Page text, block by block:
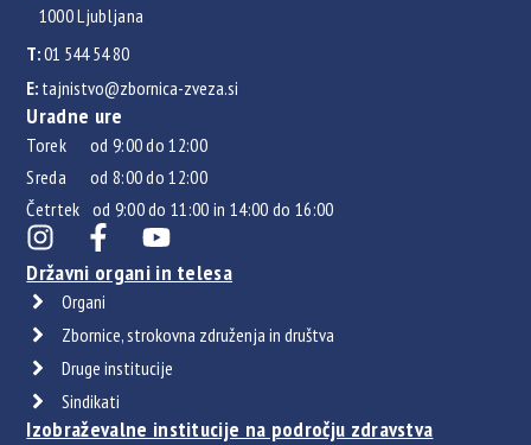
1000 Ljubljana
T:01 544 54 80
E: tajnistvo@zbornica-zveza.si
Uradne ure
Torek od 9:00 do 12:00
Sreda od 8:00 do 12:00
Četrtek od 9:00 do 11:00 in 14:00 do 16:00
Državni organi in telesa
Organi
Zbornice, strokovna združenja in društva
Druge institucije
Sindikati
Izobraževalne institucije na področju zdravstva